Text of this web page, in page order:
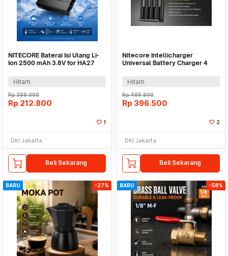
NITECORE Baterai Isi Ulang Li-
Ion 2500 mAh 3.8V for HA27
Hitam
Rp399.000
Rp 212.800
1
DKI Jakarta
Beli Sekarang
Nitecore Intellicharger
Universal Battery Charger 4
Hitam
Rp499.900
Rp 396.500
2
DKI Jakarta
Beli Sekarang
BARU -27% BARU -58%